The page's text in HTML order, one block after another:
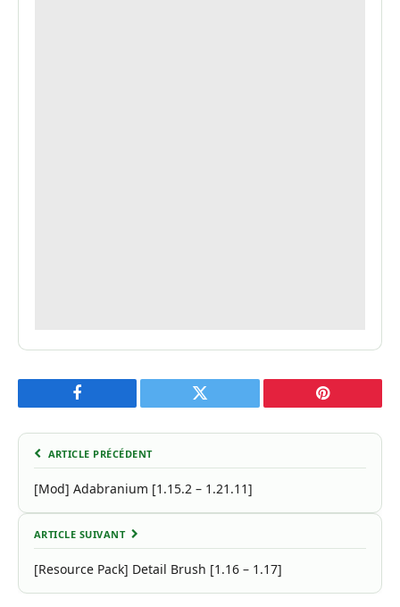
Facebook Twitter Pinterest
ARTICLE PRÉCÉDENT
[Mod] Adabranium [1.15.2 – 1.21.11]
ARTICLE SUIVANT
[Resource Pack] Detail Brush [1.16 – 1.17]